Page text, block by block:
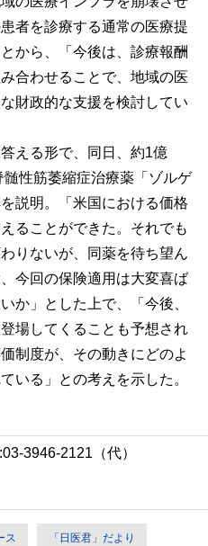
者を診療する通常の医療提
から、「今後は、診療報酬
合わせることで、地域の医
財政的な支援を検討してい
える形で、同日、約1億
性筋萎縮症治療薬「ゾルゲ
説明。「米国における価格
ることができた。それでも
りないが、同薬を待ち望ん
今回の保険適用は大変喜ば
か」とした上で、「今後、
場してくることも予想され
制度が、その動きにどのよ
いる」との考えを示した。
3946-2121（代）
ス 「日医君」だより